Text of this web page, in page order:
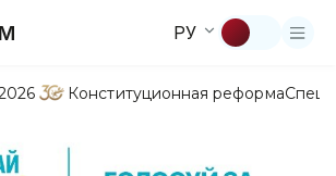
РУ
Конституционная реформа